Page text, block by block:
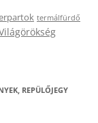
termálfürdő
REPÜLŐJEGY